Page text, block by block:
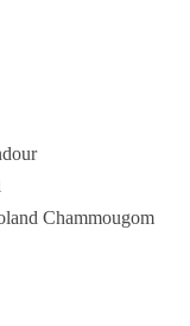
Chammougom